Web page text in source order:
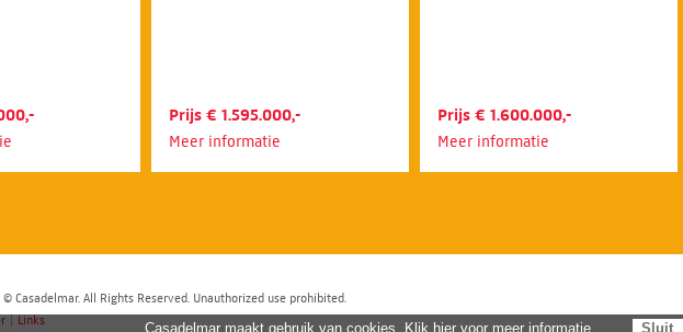
Prijs € 1.595.000,-
Meer informatie
Prijs € 1.600.000,-
Meer informatie
Casadelmar. All Rights Reserved. Unauthorized use prohibited.
Links Casadelmar maakt gebruik van cookies. Klik hier voor meer informatie. Sluit